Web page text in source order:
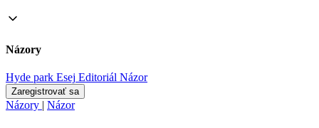
Názory
Hyde park Esej Editoriál Názor
Zaregistrovať sa
Názory | Názor